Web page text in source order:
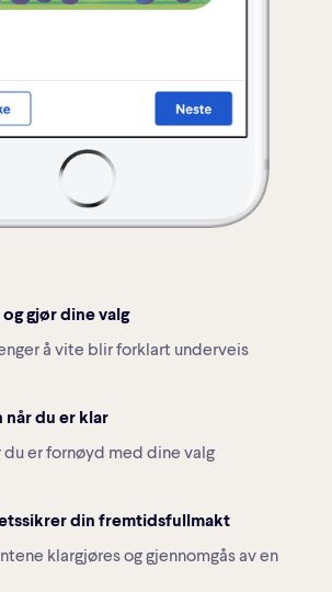
og gjør dine valg
å vite blir forklart underveis
når du er klar
du er fornøyd med dine valg
din fremtidsfullmakt
klargjøres og gjennomgås av en